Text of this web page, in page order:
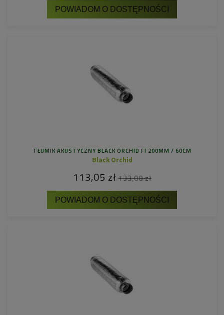
POWIADOM O DOSTĘPNOŚCI
TŁUMIK AKUSTYCZNY BLACK ORCHID FI 200MM / 60CM
Black Orchid
113,05 zł 133,00 zł
POWIADOM O DOSTĘPNOŚCI